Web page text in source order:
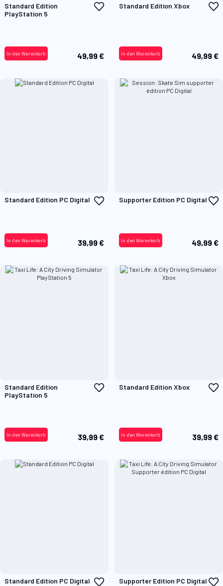
Standard Edition
PlayStation 5
Zur
49,99 €
In den Warenkorb
Standard Edition Xbox
49,99 €
In den Warenkorb
Standard Edition PC Digital
Zur
39,99 €
In den Warenkorb
Supporter Edition PC Digital
49,99 €
In den Warenkorb
Standard Edition
PlayStation 5
Zur
39,99 €
In den Warenkorb
Standard Edition Xbox
39,99 €
In den Warenkorb
Standard Edition PC Digital
Zur
Supporter Edition PC Digital